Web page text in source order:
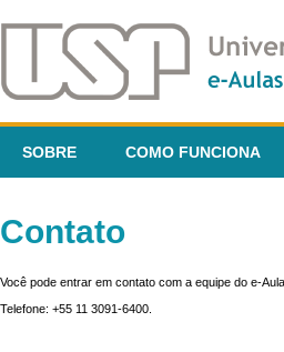
SOBRE COMO FUNCIONA
Contato
Você pode entrar em contato com a equipe do e-
Telefone: +55 11 3091-6400.